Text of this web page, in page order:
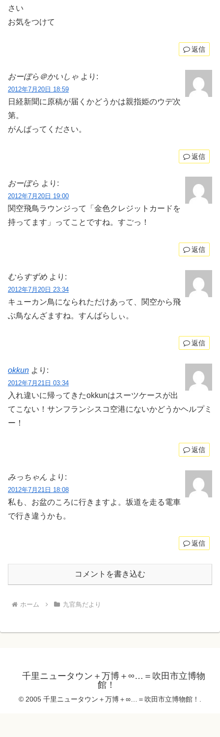
さい
お気をつけて
返信
おーぼら＠かいしゃ より:
2012年7月20日 18:59
日経新聞に原稿が届くかどうかは親指姫のウデ次
第。
がんばってください。
返信
おーぼら より:
2012年7月20日 19:00
関空飛鳥ラウンジって「金色クレジットカードを
持ってます」ってことですね。すごっ！
返信
むらすずめ より:
2012年7月20日 23:34
キューカン鳥になられただけあって、関空から飛
ぶ鳥なんざますね。すんばらしぃ。
返信
okkun より:
2012年7月21日 03:34
入れ違いに帰ってきたokkunはスーツケースが出
てこない！サンフランシスコ空港にないかどうかヘルプミ
ー！
返信
みっちゃん より:
2012年7月21日 18:08
私も、お盆のころに行きますよ。坂道を走る電車
で行き違うかも。
返信
コメントを書き込む
ホーム 九官鳥だより
千里ニュータウン＋万博＋∞…＝吹田市立博物
館！
© 2005 千里ニュータウン＋万博＋∞…＝吹田市立博物館！.